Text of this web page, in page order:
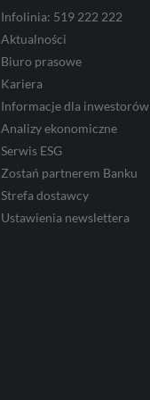
Infolinia: 519 222 222
Aktualności
Biuro prasowe
Kariera
Informacje dla inwestorów
Analizy ekonomiczne
Serwis ESG
Zostań partnerem Banku
Strefa dostawcy
Ustawienia newslettera